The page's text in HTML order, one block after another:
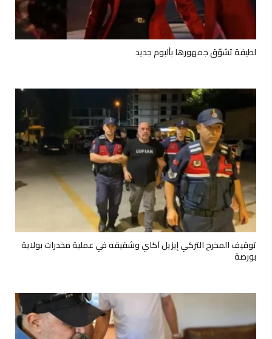
لطيفة تشوّق جمهورها بألبوم جديد
توقيف المخرج التركي إيزيل آكاي وشقيقه في عملية مخدرات بولاية
بورصة